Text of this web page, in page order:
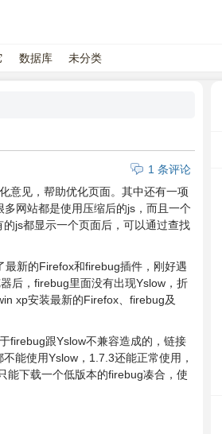
数据库 未分类
1 条评论
意见，帮助优化页面。其中还有一项
网站都是使用压缩后的js，而且一个
js都显示一个页面后，可以通过查找
新的Firefox和firebug插件，刚好遇
后，firebug里面没有出现Yslow，折
xp安装最新的Firefox、firebug及
firebug跟Yslow不兼容造成的，链接
能使用Yslow，1.7.3还能正常使用，
能下载一个低版本的firebug凑合，使